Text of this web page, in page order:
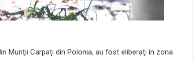
Munții Carpați din Polonia, au fost eliberați în zona